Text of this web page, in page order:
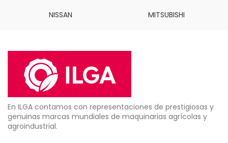
NISSAN MITSUBISHI
En ILGA contamos con representaciones de prestigiosas y
genuinas marcas mundiales de maquinarias agrícolas y
agroindustrial.